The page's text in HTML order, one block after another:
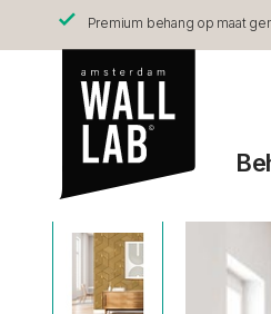
Premium behang op maat